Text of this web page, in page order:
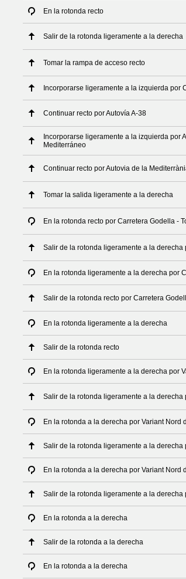
En la rotonda recto
Salir de la rotonda ligeramente a la derecha
Tomar la rampa de acceso recto
Incorporarse ligeramente a la izquierda por
Continuar recto por Autovía A-38
Incorporarse ligeramente a la izquierda por
Mediterráneo
Continuar recto por Autovia de la
Tomar la salida ligeramente a la derecha
En la rotonda recto por Carretera Godella -
Salir de la rotonda ligeramente a la derecha
En la rotonda ligeramente a la derecha por
Salir de la rotonda recto por Carretera
En la rotonda ligeramente a la derecha
Salir de la rotonda recto
En la rotonda ligeramente a la derecha por
Salir de la rotonda ligeramente a la derecha
En la rotonda a la derecha por Variant Nord
Salir de la rotonda ligeramente a la derecha
En la rotonda a la derecha por Variant Nord
Salir de la rotonda ligeramente a la derecha
En la rotonda a la derecha
Salir de la rotonda a la derecha
En la rotonda a la derecha